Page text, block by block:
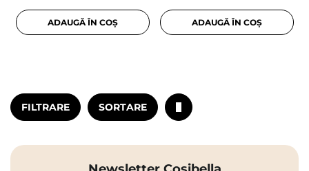
ADAUGĂ ÎN COȘ ADAUGĂ ÎN COȘ
FILTRARE SORTARE